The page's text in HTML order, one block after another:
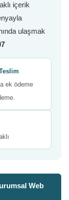
içerik
ulaşmak
ek ödeme
Web